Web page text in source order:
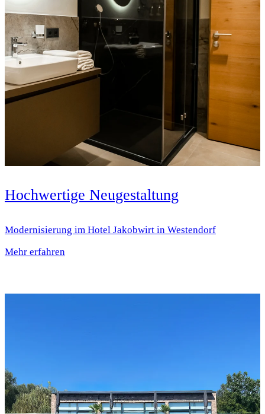
Hochwertige Neugestaltung
Modernisierung im Hotel Jakobwirt in Westendorf
Mehr erfahren